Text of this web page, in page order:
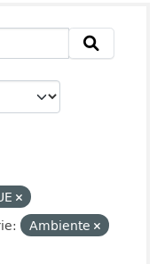
Ambiente